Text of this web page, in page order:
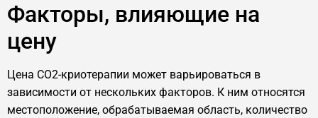
Факторы, влияющие на
цену
Цена CO2-криотерапии может варьироваться в
зависимости от нескольких факторов. К ним относятся
местоположение, обрабатываемая область, количество